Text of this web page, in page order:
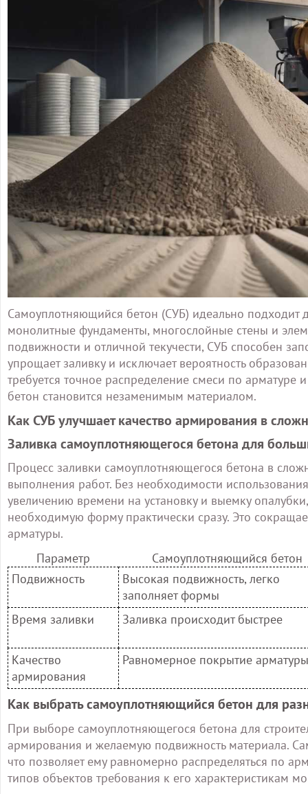
Самоуплотняющийся бетон (СУБ) идеально подходит
монолитные фундаменты, многослойные стены и
подвижности и отличной текучести, СУБ способен
упрощает заливку и исключает вероятность
требуется точное распределение смеси по
бетон становится незаменимым материалом.
Как СУБ улучшает качество армирования в
Заливка самоуплотняющегося бетона для
Процесс заливки самоуплотняющегося бетона в
выполнения работ. Без необходимости
увеличению времени на установку и выемку
необходимую форму практически сразу. Это
арматуры.
Параметр
Самоуплотняющийся бетон
Подвижность
Высокая подвижность, легко
заполняет формы
Время заливки
Заливка происходит быстрее
Качество
армирования
Равномерное покрытие арматуры
Как выбрать самоуплотняющийся бетон для
При выборе самоуплотняющегося бетона для
армирования и желаемую подвижность материала.
что позволяет ему равномерно распределяться по
типов объектов требования к его характеристикам